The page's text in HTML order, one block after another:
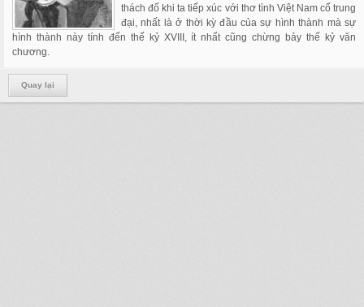
thách đố khi ta tiếp xúc với thơ tình Việt Nam cổ trung
đại, nhất là ở thời kỳ đầu của sự hình thành mà sự
hình thành này tính đến thế kỷ XVIII, ít nhất cũng chừng bảy thế kỷ văn
chương.
Quay lại